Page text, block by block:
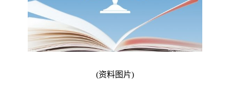
(资料图片)